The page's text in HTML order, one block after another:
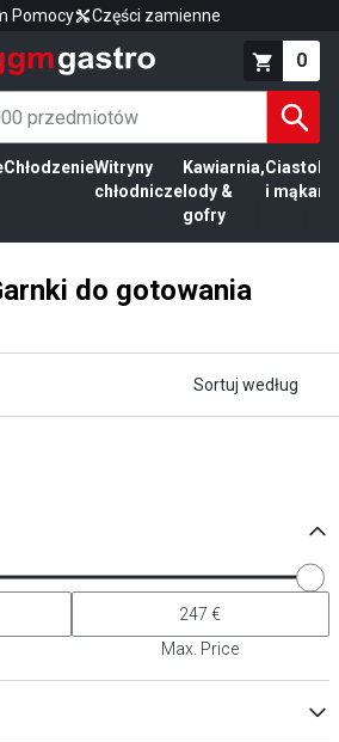
Pomocy Części zamienne
0
ChłodzenieWitryny
chłodnicze
Kawiarnia,
lody &
gofry
Ciasto
i mąka
do gotowania
Sortuj według
Max. Price